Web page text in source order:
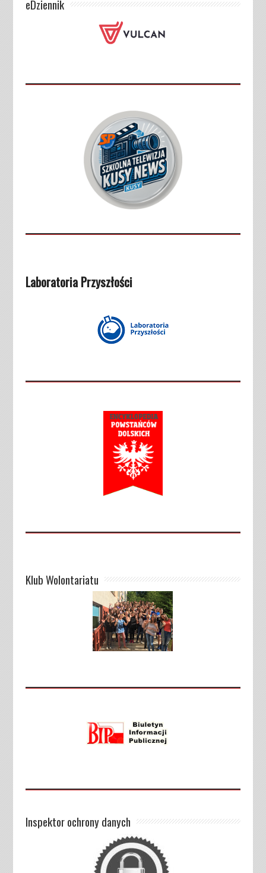
eDziennik
Laboratoria Przyszłości
Klub Wolontariatu
Inspektor ochrony danych